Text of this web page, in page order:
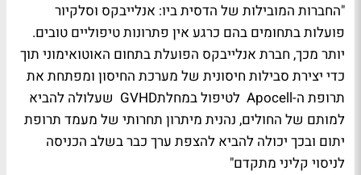
"החברות המובילות של הדסית ביו: אנלייבקס וסלקיור
פועלות בתחומים בהם כרגע אין פתרונות טיפוליים טובים.
יותר מכך, חברת אנלייבקס הפועלת בתחום האוטואימוני תוך
כדי יצירת סבילות חיסונית של מערכת החיסון ומפתחת את
תרופת ה-Apocell לטיפול במחלתGVHD שעלולה להביא
למותם של החולים, נהנית מיתרון תחרותי של מעמד תרופת
יתום ובכך יכולה להביא להצפת ערך כבר בשלב הכניסה
לניסוי קליני מתקדם"